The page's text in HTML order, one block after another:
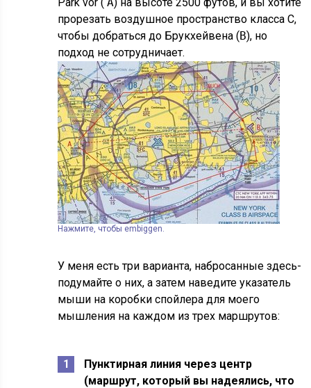
прорезать воздушное пространство класса C,
чтобы добраться до Брукхейвена (B), но
подход не сотрудничает.
Нажмите, чтобы embiggen.
У меня есть три варианта, набросанные здесь-
подумайте о них, а затем наведите указатель
мыши на коробки спойлера для моего
мышления на каждом из трех маршрутов:
Пунктирная линия через центр
(маршрут, который вы надеялись, что